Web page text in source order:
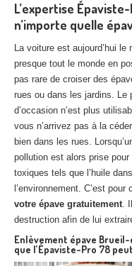
L’expertise
n’importe quelle
La voiture est aujourd’hui
presque tout le monde en
pas rare de croiser des
rues ou dans les jardins. Le
d’occasion n’est plus
vous n’arrivez pas à la
bien dans les rues.
pollution est alors prise
toxiques tels que l’huile
l’environnement. C’est
votre épave gratuitement.
destruction afin de lui
Enlèvement épave
que l’Épaviste-Pro 78